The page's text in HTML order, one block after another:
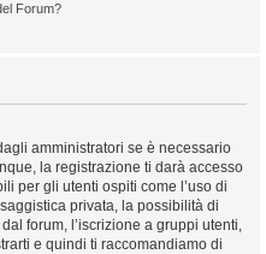
Forum?
amministratori se è necessario
la registrazione ti darà accesso
per gli utenti ospiti come l’uso di
privata, la possibilità di
forum, l’iscrizione a gruppi utenti,
e quindi ti raccomandiamo di